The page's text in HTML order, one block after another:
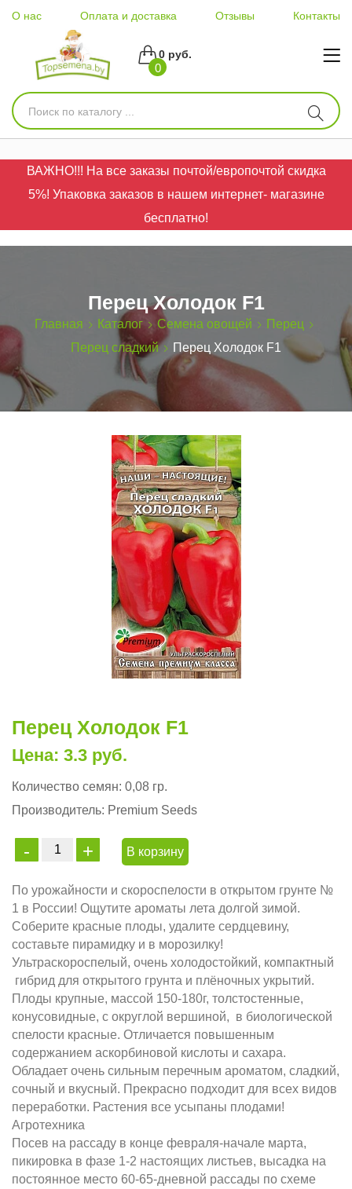
О нас Оплата и доставка Отзывы Контакты
0
0 руб.
ВАЖНО!!! На все заказы почтой/европочтой скидка
5%! Упаковка заказов в нашем интернет- магазине
бесплатно!
Перец Холодок F1
Главная Каталог Семена овощей
Перец
Перец сладкий
Перец Холодок F1
Перец Холодок F1
Цена: 3.3 руб.
Количество семян: 0,08 гр.
Производитель: Premium Seeds
В корзину
По урожайности и скороспелости в открытом грунте №
1 в России! Ощутите ароматы лета долгой зимой.
Соберите красные плоды, удалите сердцевину,
составьте пирамидку и в морозилку!
Ультраскороспелый, очень холодостойкий, компактный
гибрид для открытого грунта и плёночных укрытий.
Плоды крупные, массой 150-180г, толстостенные,
конусовидные, с округлой вершиной, в биологической
спелости красные. Отличается повышенным
содержанием аскорбиновой кислоты и сахара.
Обладает очень сильным перечным ароматом, сладкий,
сочный и вкусный. Прекрасно подходит для всех видов
переработки. Растения все усыпаны плодами!
Агротехника
Посев на рассаду в конце февраля-начале марта,
пикировка в фазе 1-2 настоящих листьев, высадка на
постоянное место 60-65-дневной рассады по схеме